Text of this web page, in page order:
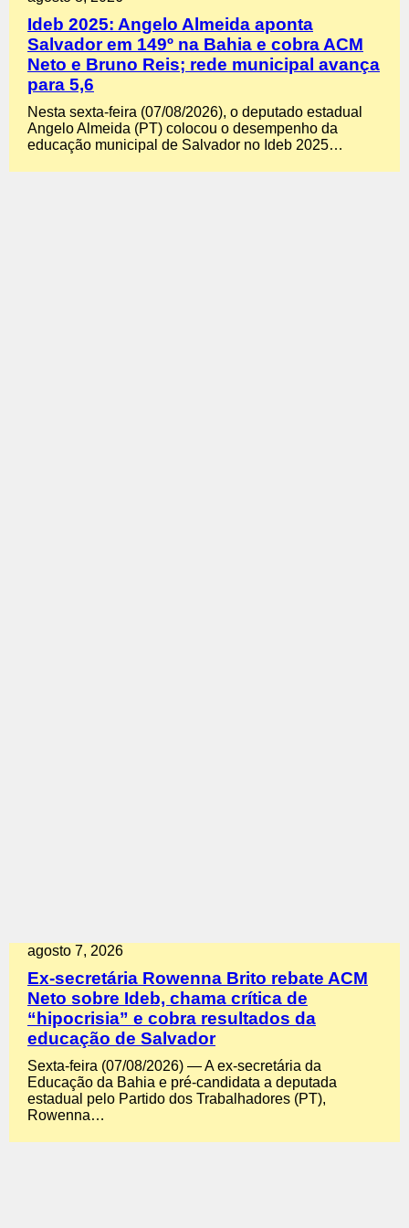
Ideb 2025: Angelo Almeida aponta
Salvador em 149º na Bahia e cobra ACM
Neto e Bruno Reis; rede municipal avança
para 5,6
Nesta sexta-feira (07/08/2026), o deputado estadual
Angelo Almeida (PT) colocou o desempenho da
educação municipal de Salvador no Ideb 2025…
agosto 7, 2026
Ex-secretária Rowenna Brito rebate ACM
Neto sobre Ideb, chama crítica de
“hipocrisia” e cobra resultados da
educação de Salvador
Sexta-feira (07/08/2026) — A ex-secretária da
Educação da Bahia e pré-candidata a deputada
estadual pelo Partido dos Trabalhadores (PT),
Rowenna…